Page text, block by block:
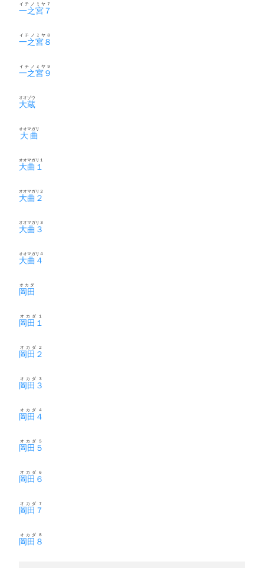
一之宮７
イチノミヤ７
一之宮８
イチノミヤ８
一之宮９
イチノミヤ９
大蔵
オオゾウ
大曲
オオマガリ
大曲１
オオマガリ１
大曲２
オオマガリ２
大曲３
オオマガリ３
大曲４
オオマガリ４
岡田
オカダ
岡田１
オカダ１
岡田２
オカダ２
岡田３
オカダ３
岡田４
オカダ４
岡田５
オカダ５
岡田６
オカダ６
岡田７
オカダ７
岡田８
オカダ８